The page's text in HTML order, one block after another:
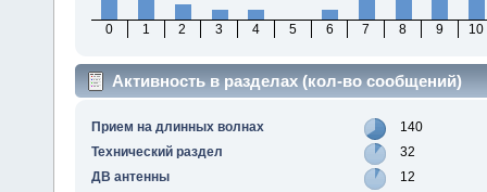
0 1 2 3 4 5 6 7 8 9 10
Активность в разделах (кол-во сообщений)
Прием на длинных волнах
140
Технический раздел
32
ДВ антенны
12